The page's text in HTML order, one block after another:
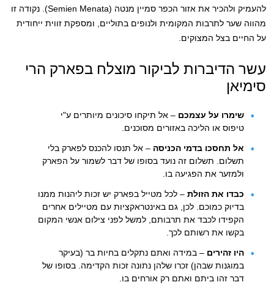
להעמיק ולהכיר את אזור הכפר סמיין מנטה (Semien Menata). נקודה זו
מהווה שער לתרבות המקומית ולנופים בתוליים, ומספקת זווית ייחודית
על החיים בצל המצוקים.
עשר הדיברות לביקור מוצלח בפארק הרי
סימיאן
שימרו על עצמכם – אל תיקחו סיכונים מיותרים ע"י
טיפוס או הליכה באזורים מסוכנים.
אל תחסכו בדמי הכניסה – אל תנסו להכנס לפארק בלי
תשלום. תשלום זה נועד בסופו של דבר לשמור על הפארק
ולמזער את הפגיעה בו.
כבדו את הזולת– לכל מטייל בפארק יש זכות ליהנות ממנו
בדיוק כמוכם. לכן, גם באינטראקציות עם מטיילים אחרים
הקפידו לכבד את תרבותם, למשל לפני צילום אנשי המקום
בקשו את רשותם לכך.
היו זהירים – במידה ואתם נתקלים בחיות בר (בעיקר
במוגנות שבהן) זכרו שלהן נתונה זכות הקדימה. בסופו של
דבר זהו ביתם ואתם רק אורחים בו.